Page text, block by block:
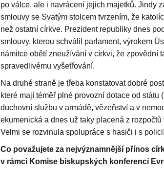
po válce, ale i navrácení jejich majetků. Jindy
smlouvy se Svatým stolcem tvrzením, že
než ostatní církve. Prezident republiky dnes
smlouvy, kterou schválil parlament, výrokem
námitce obětí zneužívání v církvi, že zpovědní
spravedlivému vyšetřování.
Na druhé straně je třeba konstatovat dobré
které mají téměř plné provozní dotace od státu
duchovní službu v armádě, vězeňství a v
ekumenická a dnes už taky placená z rozpočtů
Velmi se rozvinula spolupráce s hasiči i s
Co považujete za nejvýznamnější přínos
v rámci Komise biskupských konferencí